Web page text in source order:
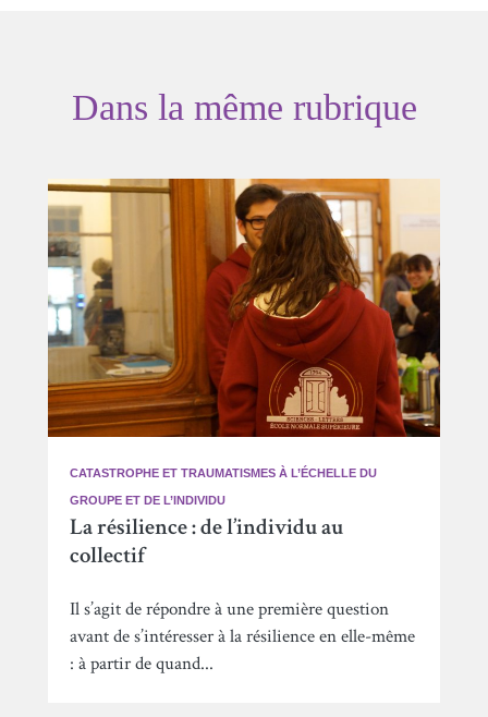
Dans la même rubrique
CATASTROPHE ET TRAUMATISMES À L’ÉCHELLE DU
GROUPE ET DE L’INDIVIDU
La résilience : de l’individu au
collectif
Il s’agit de répondre à une première question
avant de s’intéresser à la résilience en elle-même
: à partir de quand...